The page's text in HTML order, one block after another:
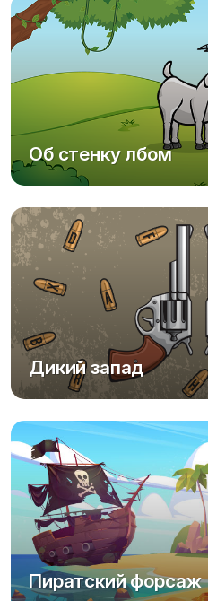
Об стенку лбом
Дикий запад
Пиратский форсаж